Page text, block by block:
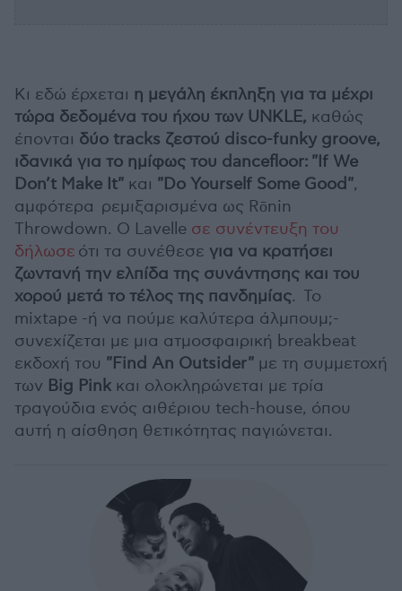
Κι εδώ έρχεται η μεγάλη έκπληξη για τα μέχρι
τώρα δεδομένα του ήχου των UNKLE, καθώς
έπονται δύο tracks ζεστού disco-funky groove,
ιδανικά για το ημίφως του dancefloor: "If We
Don’t Make It" και "Do Yourself Some Good",
αμφότερα ρεμιξαρισμένα ως Rōnin
Throwdown. Ο Lavelle σε συνέντευξη του
δήλωσε ότι τα συνέθεσε για να κρατήσει
ζωντανή την ελπίδα της συνάντησης και του
χορού μετά το τέλος της πανδημίας. Το
mixtape -ή να πούμε καλύτερα άλμπουμ;-
συνεχίζεται με μια ατμοσφαιρική breakbeat
εκδοχή του "Find An Outsider" με τη συμμετοχή
των Big Pink και ολοκληρώνεται με τρία
τραγούδια ενός αιθέριου tech-house, όπου
αυτή η αίσθηση θετικότητας παγιώνεται.